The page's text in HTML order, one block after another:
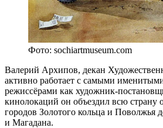
Фото: sochiartmuseum.com
Валерий Архипов, декан
активно работает с самыми
режиссёрами как художник-
кинолокаций он объездил всю страну
городов Золотого кольца и
и Магадана.